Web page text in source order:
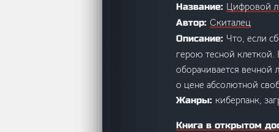
Название: Цифровой
Автор: Скиталец
Описание: Что, если
герою тесной клеткой.
оборачивается вечной
о цене абсолютной
Жанры: киберпанк,
Книга в открытом